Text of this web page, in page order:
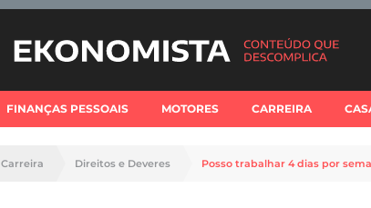
FINANÇAS PESSOAIS MOTORES CARREIRA
Carreira Direitos e Deveres Posso trabalhar 4 dias por